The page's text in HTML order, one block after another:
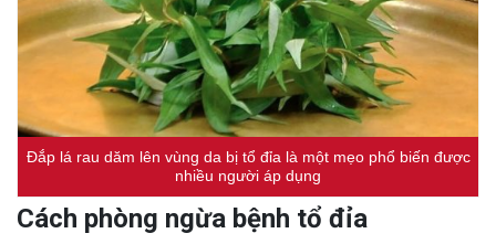
Đắp lá rau dăm lên vùng da bị tổ đỉa là một mẹo phổ biến được
nhiều người áp dụng
Cách phòng ngừa bệnh tổ đỉa